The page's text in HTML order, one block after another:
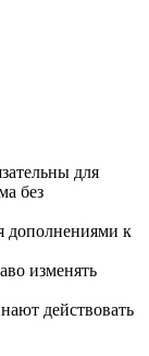
для
без
дополнениями к
изменять
действовать